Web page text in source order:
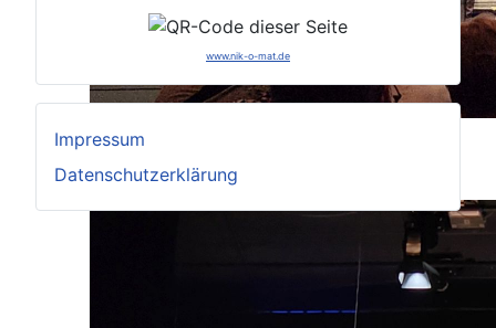
www.nik-o-mat.de
Impressum
Datenschutzerklärung